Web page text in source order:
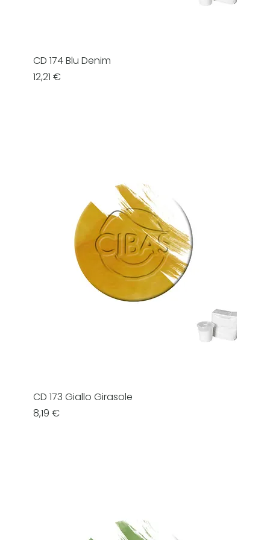
CD 174 Blu Denim
Prezzo
12,21 €
CD 173 Giallo Girasole
Prezzo
8,19 €